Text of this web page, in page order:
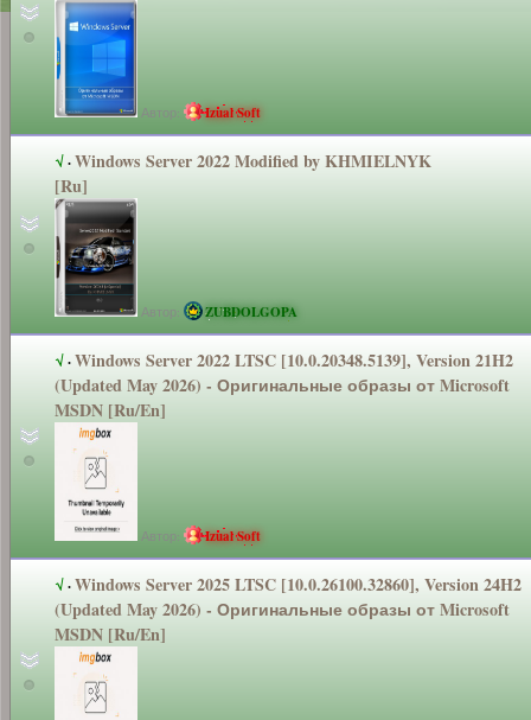
Автор: Izual Soft
√·Windows Server 2022 Modified by KHMIELNYK
[Ru]
Автор: ZUBDOLGOPA
√·Windows Server 2022 LTSC [10.0.20348.5139], Version 21H2
(Updated May 2026) - Оригинальныеобразы от Microsoft
MSDN [Ru/En]
Автор: Izual Soft
√·Windows Server 2025 LTSC [10.0.26100.32860], Version 24H2
(Updated May 2026) - Оригинальныеобразы от Microsoft
MSDN [Ru/En]